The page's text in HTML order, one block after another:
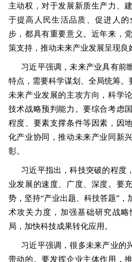
主动权，对于发展新质生产力、
于提高人民生活品质、促进人
步，都具有重要意义。近年来，
策支持，推动未来产业发展呈现良
习近平强调，未来产业具有前
特点，需要科学谋划、全局统筹。
未来产业发展的主攻方向，科学
技术战略预判能力。要综合考虑
程度、要素支撑条件等因素，因
化产业协同，推动未来产业同新
彰。
习近平指出，科技突破的程度
业发展的速度、广度、深度。要
势，坚持“产业出题、科技答题”，
术攻关力度，加强基础研究战
局，加快科技成果转化应用。
习近平强调，很多未来产业的
带动的。要发挥企业主体作用，